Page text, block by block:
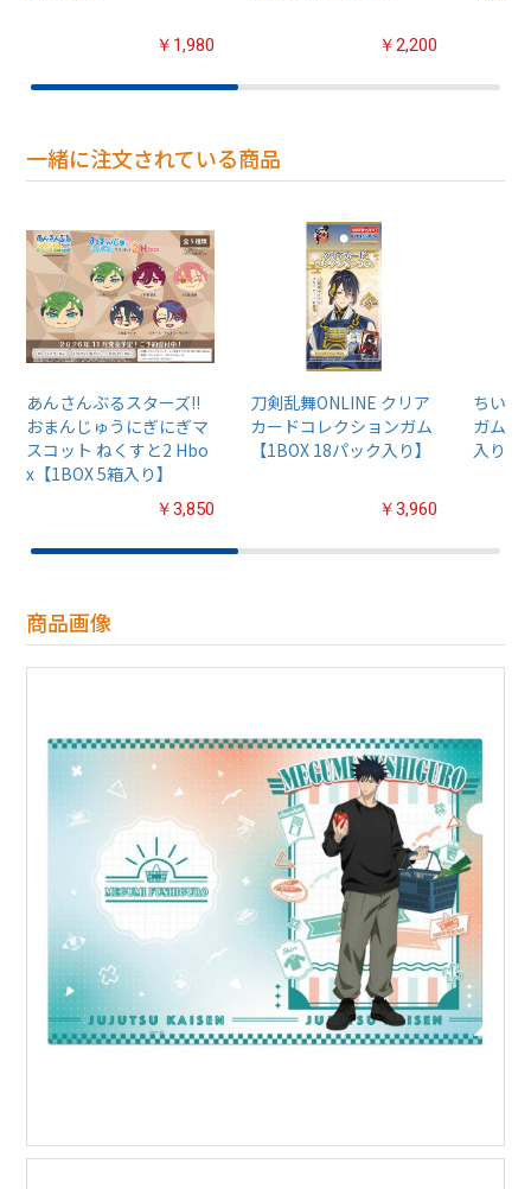
￥1,980 ￥2,200
一緒に注文されている商品
あんさんぶるスターズ!!
おまんじゅうにぎにぎマ
スコット ねくすと2 Hbo
x【1BOX 5箱入り】
￥3,850
刀剣乱舞ONLINE クリア
カードコレクションガム
【1BOX 18パック入り】
￥3,960
ちいか
ガム4
入り】
商品画像